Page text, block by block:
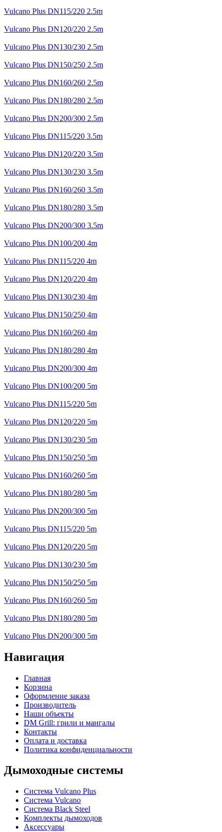
Vulcano Plus DN115/220 2.5m
Vulcano Plus DN120/220 2.5m
Vulcano Plus DN130/230 2.5m
Vulcano Plus DN150/250 2.5m
Vulcano Plus DN160/260 2.5m
Vulcano Plus DN180/280 2.5m
Vulcano Plus DN200/300 2.5m
Vulcano Plus DN115/220 3.5m
Vulcano Plus DN120/220 3.5m
Vulcano Plus DN130/230 3.5m
Vulcano Plus DN160/260 3.5m
Vulcano Plus DN180/280 3.5m
Vulcano Plus DN200/300 3.5m
Vulcano Plus DN100/200 4m
Vulcano Plus DN115/220 4m
Vulcano Plus DN120/220 4m
Vulcano Plus DN130/230 4m
Vulcano Plus DN150/250 4m
Vulcano Plus DN160/260 4m
Vulcano Plus DN180/280 4m
Vulcano Plus DN200/300 4m
Vulcano Plus DN100/200 5m
Vulcano Plus DN115/220 5m
Vulcano Plus DN120/220 5m
Vulcano Plus DN130/230 5m
Vulcano Plus DN150/250 5m
Vulcano Plus DN160/260 5m
Vulcano Plus DN180/280 5m
Vulcano Plus DN200/300 5m
Vulcano Plus DN115/220 5m
Vulcano Plus DN120/220 5m
Vulcano Plus DN130/230 5m
Vulcano Plus DN150/250 5m
Vulcano Plus DN160/260 5m
Vulcano Plus DN180/280 5m
Vulcano Plus DN200/300 5m
Навигация
Главная
Корзина
Оформление заказа
Производитель
Наши объекты
DM Grill: грили и мангалы
Контакты
Оплата и доставка
Политика конфиденциальности
Дымоходные системы
Система Vulcano Plus
Система Vulcano
Система Black Steel
Комплекты дымоходов
Аксессуары